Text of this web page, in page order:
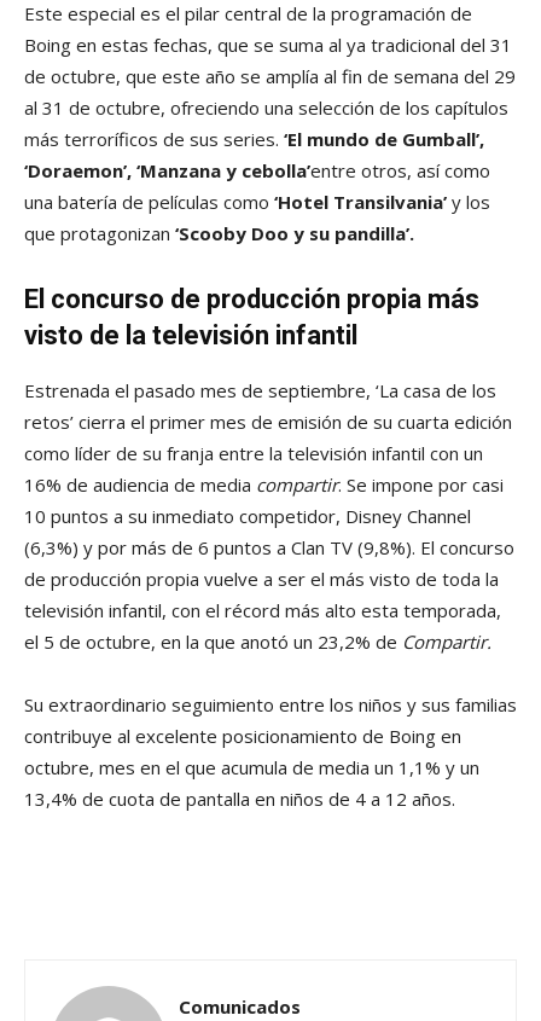
Este especial es el pilar central de la programación de
Boing en estas fechas, que se suma al ya tradicional del 31
de octubre, que este año se amplía al fin de semana del 29
al 31 de octubre, ofreciendo una selección de los capítulos
más terroríficos de sus series. ‘El mundo de Gumball’,
‘Doraemon’, ‘Manzana y cebolla’entre otros, así como
una batería de películas como ‘Hotel Transilvania’ y los
que protagonizan ‘Scooby Doo y su pandilla’.
El concurso de producción propia más
visto de la televisión infantil
Estrenada el pasado mes de septiembre, ‘La casa de los
retos’ cierra el primer mes de emisión de su cuarta edición
como líder de su franja entre la televisión infantil con un
16% de audiencia de media compartir. Se impone por casi
10 puntos a su inmediato competidor, Disney Channel
(6,3%) y por más de 6 puntos a Clan TV (9,8%). El concurso
de producción propia vuelve a ser el más visto de toda la
televisión infantil, con el récord más alto esta temporada,
el 5 de octubre, en la que anotó un 23,2% de Compartir.
Su extraordinario seguimiento entre los niños y sus familias
contribuye al excelente posicionamiento de Boing en
octubre, mes en el que acumula de media un 1,1% y un
13,4% de cuota de pantalla en niños de 4 a 12 años.
Comunicados